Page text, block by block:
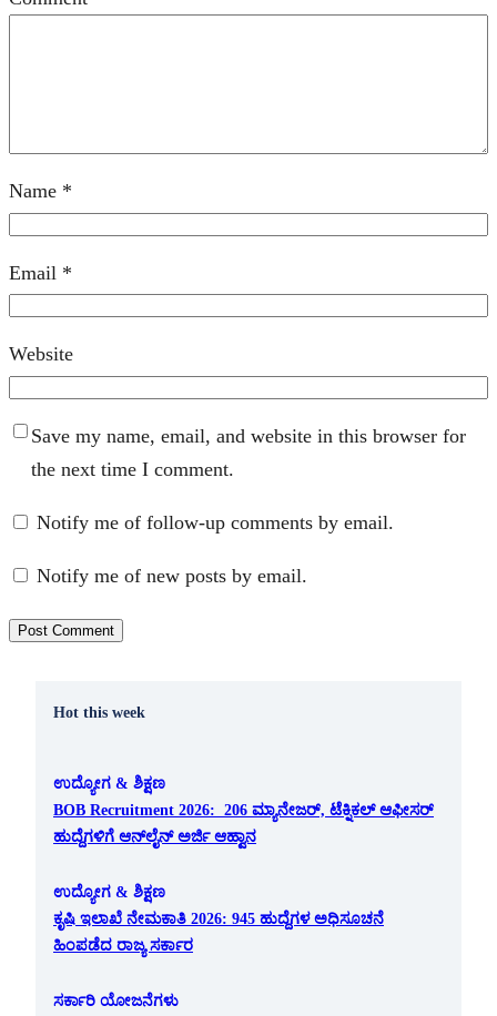
Name *
Email *
Website
Save my name, email, and website in this browser for
the next time I comment.
Notify me of follow-up comments by email.
Notify me of new posts by email.
Hot this week
ಉದ್ಯೋಗ & ಶಿಕ್ಷಣ
BOB Recruitment 2026: 206 ಮ್ಯಾನೇಜರ್, ಟೆಕ್ನಿಕಲ್ ಆಫೀಸರ್
ಹುದ್ದೆಗಳಿಗೆ ಆನ್‌ಲೈನ್ ಅರ್ಜಿ ಆಹ್ವಾನ
ಉದ್ಯೋಗ & ಶಿಕ್ಷಣ
ಕೃಷಿ ಇಲಾಖೆ ನೇಮಕಾತಿ 2026: 945 ಹುದ್ದೆಗಳ ಅಧಿಸೂಚನೆ
ಹಿಂಪಡೆದ ರಾಜ್ಯ ಸರ್ಕಾರ
ಸರ್ಕಾರಿ ಯೋಜನೆಗಳು